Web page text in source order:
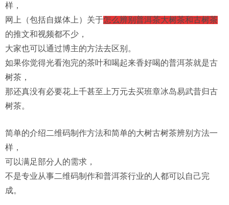
样，
网上（包括自媒体上）关于怎么辨别普洱茶大树茶和古树茶
的推文和视频都不少，
大家也可以通过博主的方法去区别。
如果你觉得光看泡完的茶叶和喝起来香好喝的普洱茶就是古
树茶，
那还真没有必要花上千甚至上万元去买班章冰岛易武昔归古
树茶。
简单的介绍二维码制作方法和简单的大树古树茶辨别方法一
样，
可以满足部分人的需求，
不是专业从事二维码制作和普洱茶行业的人都可以自己完
成。